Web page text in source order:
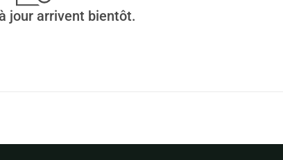
les attentes de sa famille, Bazille se retrouve au
a rencontré un accueil particulièrement chaleureux.
jour arrivent bientôt.